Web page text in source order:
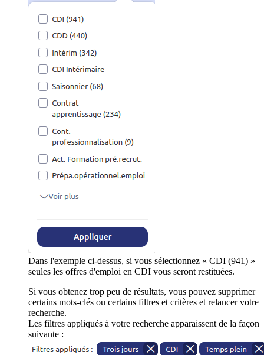
Dans l'exemple ci-dessus, si vous sélectionnez « CDI (941) »
seules les offres d'emploi en CDI vous seront restituées.
Si vous obtenez trop peu de résultats, vous pouvez supprimer
certains mots-clés ou certains filtres et critères et relancer votre
recherche.
Les filtres appliqués à votre recherche apparaissent de la façon
suivante :